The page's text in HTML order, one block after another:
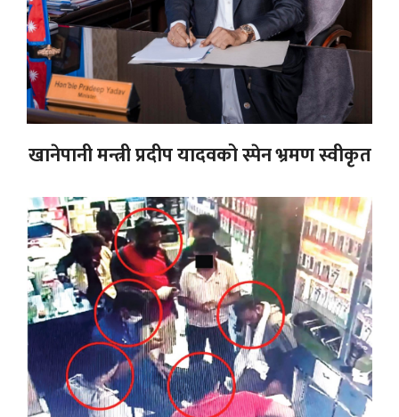
खानेपानी मन्त्री प्रदीप यादवको स्पेन भ्रमण स्वीकृत